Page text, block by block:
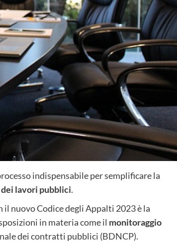
indispensabile per semplificare la
lavori pubblici.
nuovo Codice degli Appalti 2023 è la
in materia come il monitoraggio
dei contratti pubblici (BDNCP).